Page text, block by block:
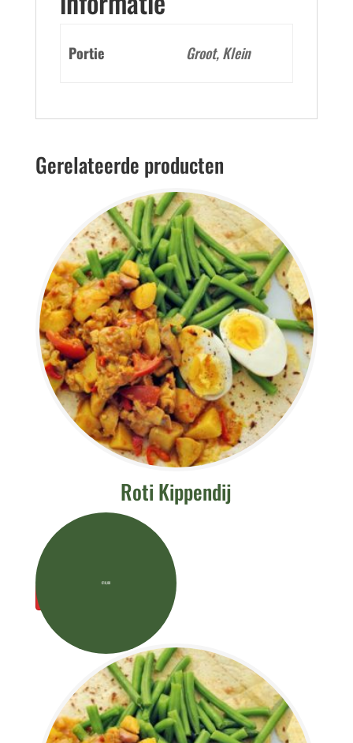
Portie Groot, Klein
Gerelateerde producten
Roti Kippendij
€10,00